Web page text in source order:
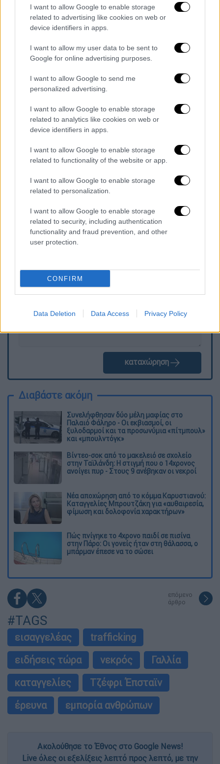
I want to allow Google to enable storage
related to advertising like cookies on web or
device identifiers in apps.
I want to allow my user data to be sent to
Google for online advertising purposes.
I want to allow Google to send me
personalized advertising.
I want to allow Google to enable storage
related to analytics like cookies on web or
device identifiers in apps.
I want to allow Google to enable storage
related to functionality of the website or app.
I want to allow Google to enable storage
related to personalization.
I want to allow Google to enable storage
related to security, including authentication
functionality and fraud prevention, and other
user protection.
CONFIRM
Data Deletion Data Access Privacy Policy
Μεταξύ των θυμάτων περιλαμβάνονται
γυναίκες που είχαν καταθέσει στις έρευνε
κατά του πρώην επικεφαλής τυ ευρωπαϊκού
πρακτορείου μοντέλωνΖεράλ Μαρί
ατζέντη μοντέλων Ζ αν-Λικ Μπρουνέλ.
Δεκαπέντε γυναίκες κάλεσαν τη
ερευνήσει πιθανές διασυνδέσεις του Μαρί
με τον Έπσταϊν τον Μάρτιο.
συνέλαβαν τονΜπρουνέλτο 2020 μετά από
καταγγελίες ότι κακοποιούσε σεξουαλικά
ανήλικες και προμήθευε θύματα στον
Αμερικανό δισεκατομμυριούχο. Ο ίδιος
βρέθηκε νεκρός στη φυλακή το 2022.
Τα σχολιά σας δημοσιεύονται άμεσα με δική σας ευθύνη. Το
καταχώρηση
Διαβάστε ακόμη
Συνελήφθησαν δύο μέλη μαφίας στο
Παλαιό Φάληρο - Οι εκβιασμοί, οι
ξυλοδαρμοί και τα προσωνύμια «πίτμπουλ»
και «μπουλντόγκ»
Βίντεο-σοκ από το μακελειό σε σχολείο
στην Ταϊλάνδη: Η στιγμή που ο 14χρονος
ανοίγει πυρ - Στους 9 ανέβηκαν οι νεκροί
Νέα αποχώρηση από το κόμμα Καρυστιανού:
Καταγγελίες Μπρουτζάκη για «αυθαιρεσία,
φίμωση και δολοφονία χαρακτήρων»
Πώς πνίγηκε το 4χρονο παιδί σε πισίνα
στην Πάρο: Οι γονείς ήταν στη θάλασσα, ο
μπάρμαν έπεσε να το σώσει
επόμενο
άρθρο
#TAGS
εισαγγελέας
trafficking
ειδήσεις τώρα
νεκρός
Γαλλία
καταγγελίες
Τζέφρι Έπσταϊν
έρευνα
εμπορία ανθρώπων
Ακολούθησε το Έθνος στο Google News!
Live όλες οι εξελίξεις λεπτό προς λεπτό, με την